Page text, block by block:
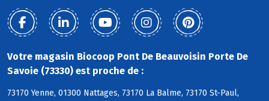
Votre magasin Biocoop Pont De Beauvoisin Porte De
Savoie (73330) est proche de :
73170 Yenne, 01300 Nattages, 73170 La Balme, 73170 St-Paul,